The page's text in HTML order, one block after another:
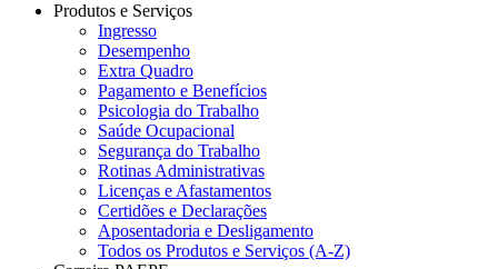
Produtos e Serviços
Ingresso
Desempenho
Extra Quadro
Pagamento e Benefícios
Psicologia do Trabalho
Saúde Ocupacional
Segurança do Trabalho
Rotinas Administrativas
Licenças e Afastamentos
Certidões e Declarações
Aposentadoria e Desligamento
Todos os Produtos e Serviços (A-Z)